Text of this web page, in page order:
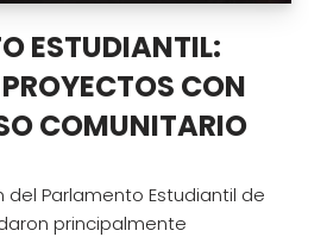
ESTUDIANTIL:
CON
COMUNITARIO
del Parlamento Estudiantil de
principalmente